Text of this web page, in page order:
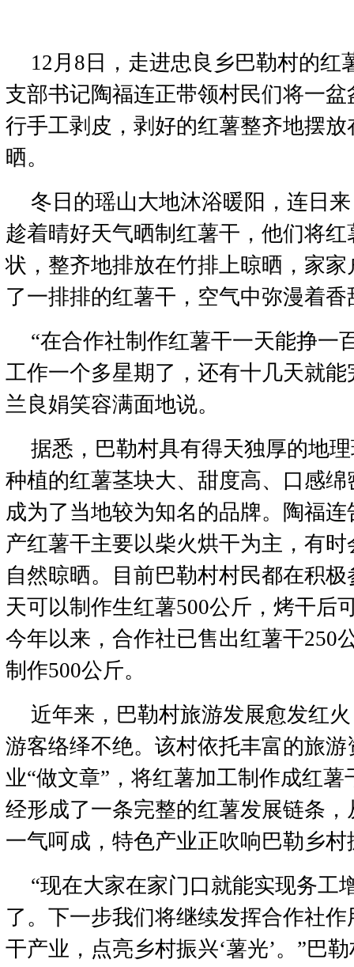
12月8日，走进忠良乡巴勒村的红
支部书记陶福连正带领村民们将一
行手工剥皮，剥好的红薯整齐地摆
晒。
冬日的瑶山大地沐浴暖阳，连日
趁着晴好天气晒制红薯干，他们将
状，整齐地排放在竹排上晾晒，家
了一排排的红薯干，空气中弥漫着香
“在合作社制作红薯干一天能挣一
工作一个多星期了，还有十几天就能
兰良娟笑容满面地说。
据悉，巴勒村具有得天独厚的地
种植的红薯茎块大、甜度高、口感
成为了当地较为知名的品牌。陶福
产红薯干主要以柴火烘干为主，有
自然晾晒。目前巴勒村村民都在积
天可以制作生红薯500公斤，烤干后
今年以来，合作社已售出红薯干250
制作500公斤。
近年来，巴勒村旅游发展愈发红
游客络绎不绝。该村依托丰富的旅
业“做文章”，将红薯加工制作成红
经形成了一条完整的红薯发展链条
一气呵成，特色产业正吹响巴勒乡村
“现在大家在家门口就能实现务工
了。下一步我们将继续发挥合作社
干产业，点亮乡村振兴‘薯光’。”巴